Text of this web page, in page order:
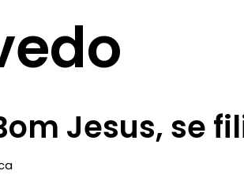
Jesus, se